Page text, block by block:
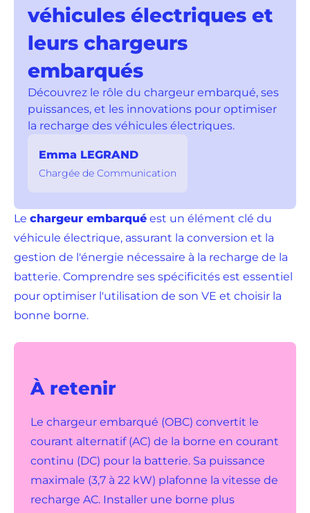
véhicules électriques et
leurs chargeurs
embarqués
Découvrez le rôle du chargeur embarqué, ses
puissances, et les innovations pour optimiser
la recharge des véhicules électriques.
Emma LEGRAND
Chargée de Communication
Le chargeur embarqué est un élément clé du
véhicule électrique, assurant la conversion et la
gestion de l'énergie nécessaire à la recharge de la
batterie. Comprendre ses spécificités est essentiel
pour optimiser l'utilisation de son VE et choisir la
bonne borne.
À retenir
Le chargeur embarqué (OBC) convertit le
courant alternatif (AC) de la borne en courant
continu (DC) pour la batterie. Sa puissance
maximale (3,7 à 22 kW) plafonne la vitesse de
recharge AC. Installer une borne plus